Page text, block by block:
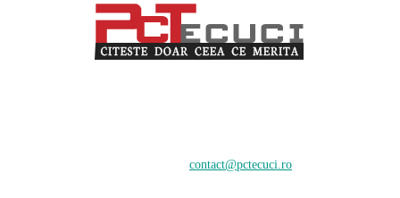
contact@pctecuci.ro